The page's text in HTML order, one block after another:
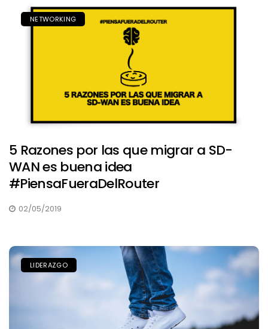
NETWORKING
5 Razones por las que migrar a SD-
WAN es buena idea
#PiensaFueraDelRouter
02/05/2019
LIDERAZGO